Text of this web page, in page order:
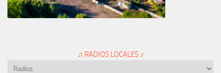
♫ RADIOS LOCALES ♪